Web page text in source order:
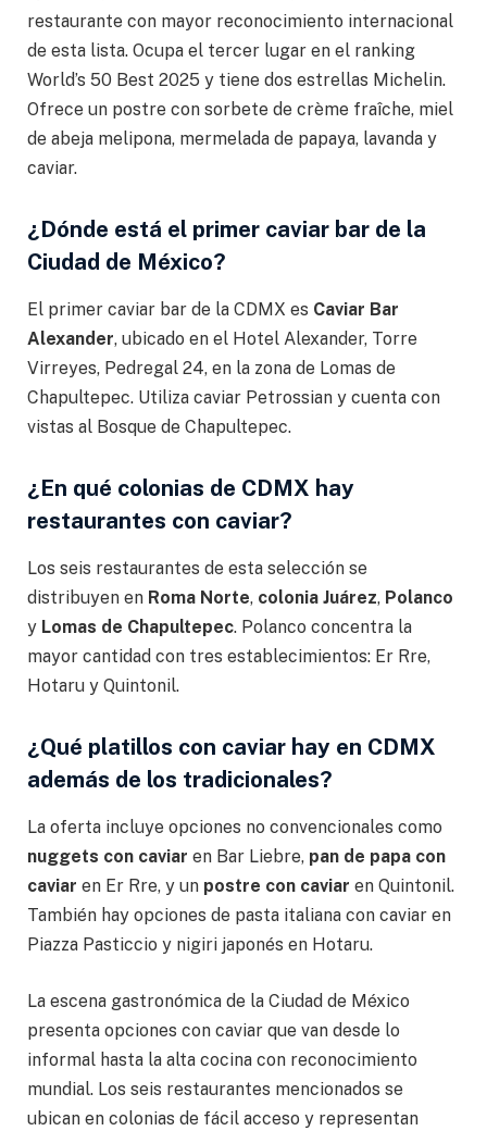
restaurante con mayor reconocimiento internacional
de esta lista. Ocupa el tercer lugar en el ranking
World’s 50 Best 2025 y tiene dos estrellas Michelin.
Ofrece un postre con sorbete de crème fraîche, miel
de abeja melipona, mermelada de papaya, lavanda y
caviar.
¿Dónde está el primer caviar bar de la
Ciudad de México?
El primer caviar bar de la CDMX es Caviar Bar
Alexander, ubicado en el Hotel Alexander, Torre
Virreyes, Pedregal 24, en la zona de Lomas de
Chapultepec. Utiliza caviar Petrossian y cuenta con
vistas al Bosque de Chapultepec.
¿En qué colonias de CDMX hay
restaurantes con caviar?
Los seis restaurantes de esta selección se
distribuyen en Roma Norte, colonia Juárez, Polanco
y Lomas de Chapultepec. Polanco concentra la
mayor cantidad con tres establecimientos: Er Rre,
Hotaru y Quintonil.
¿Qué platillos con caviar hay en CDMX
además de los tradicionales?
La oferta incluye opciones no convencionales como
nuggets con caviar en Bar Liebre, pan de papa con
caviar en Er Rre, y un postre con caviar en Quintonil.
También hay opciones de pasta italiana con caviar en
Piazza Pasticcio y nigiri japonés en Hotaru.
La escena gastronómica de la Ciudad de México
presenta opciones con caviar que van desde lo
informal hasta la alta cocina con reconocimiento
mundial. Los seis restaurantes mencionados se
ubican en colonias de fácil acceso y representan